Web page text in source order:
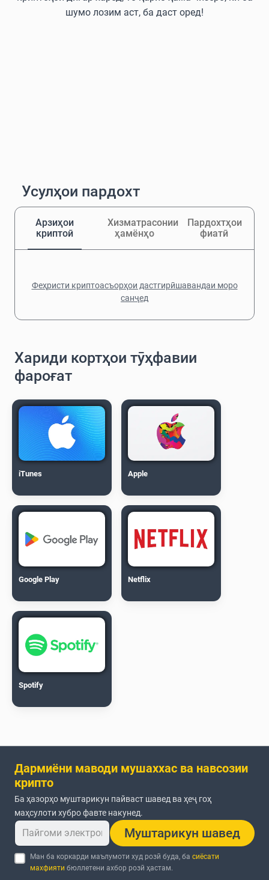
шумо лозим аст, ба даст оред!
Усулҳои пардохт
Арзиҳои
криптоӣ
Хизматрасонии
ҳамёнҳо
Пардохтҳои
фиатӣ
Феҳристи криптоасъорҳои дастгирӣшавандаи моро
санҷед
Хариди кортҳои тӯҳфавии
фароғат
iTunes Apple
Google Play Netflix
Spotify
Дармиёни маводи мушаххас ва навсозии
крипто
Ба ҳазорҳо муштарикун пайваст шавед ва ҳеҷ гоҳ
маҳсулоти хубро фавте накунед.
Муштарикун шавед
Ман ба коркарди маълумоти худ розӣ буда, басиёсати
махфияти бюллетени ахбор розӣ ҳастам.